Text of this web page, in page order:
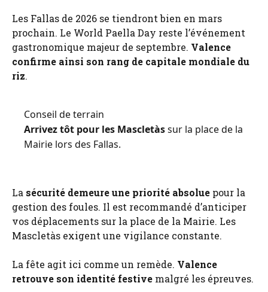
Les Fallas de 2026 se tiendront bien en mars
prochain. Le World Paella Day reste l’événement
gastronomique majeur de septembre. Valence
confirme ainsi son rang de capitale mondiale du
riz.
Conseil de terrain
Arrivez tôt pour les Mascletàssur la place de la
Mairie lors des Fallas.
La sécurité demeure une priorité absolue pour la
gestion des foules. Il est recommandé d’anticiper
vos déplacements sur la place de la Mairie. Les
Mascletàs exigent une vigilance constante.
La fête agit ici comme un remède. Valence
retrouve son identité festive malgré les épreuves.